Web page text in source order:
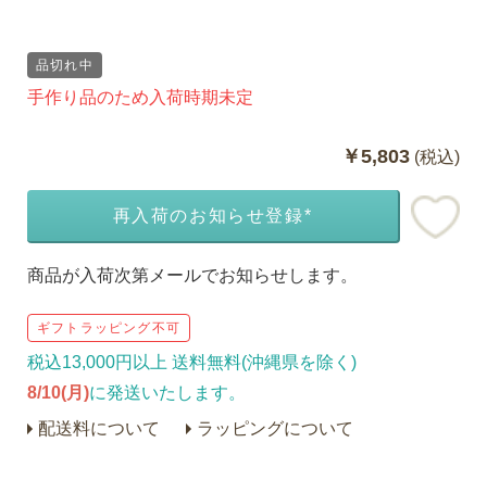
品切れ中
手作り品のため入荷時期未定
￥5,803 (税込)
再入荷のお知らせ登録*
商品が入荷次第メールでお知らせします。
ギフトラッピング不可
税込13,000円以上 送料無料(沖縄県を除く)
8/10(月)に発送いたします。
配送料について
ラッピングについて